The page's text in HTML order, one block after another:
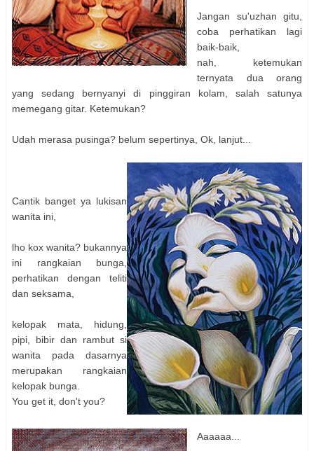
Jangan su'uzhan gitu,
coba perhatikan lagi
baik-baik,
nah, ketemukan
ternyata dua orang
yang sedang bernyanyi di pinggiran kolam, salah satunya
memegang gitar. Ketemukan?
Udah merasa pusinga? belum sepertinya, Ok, lanjut...
Cantik banget ya lukisan
wanita ini,
lho kox wanita? bukannya
ini rangkaian bunga,
perhatikan dengan teliti
dan seksama,
kelopak mata, hidung,
pipi, bibir dan rambut si
wanita pada dasarnya
merupakan rangkaian
kelopak bunga.
You get it, don't you?
Aaaaaa...